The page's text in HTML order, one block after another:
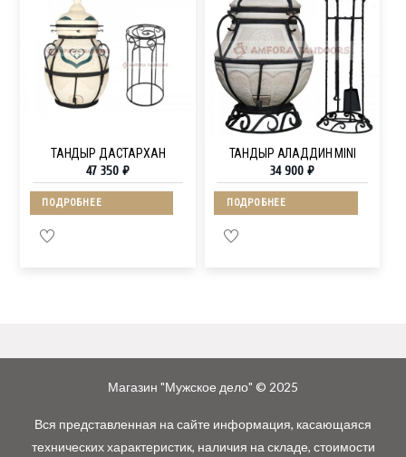
ТАНДЫР ДАСТАРХАН
47 350₽
ПОДРОБНЕЕ
ТАНДЫР АЛАДДИН MINI
34 900₽
ПОДРОБНЕЕ
Магазин "Мужское дело" © 2025
Вся представленная на сайте информация, касающаяся
технических характеристик, наличия на складе, стоимости